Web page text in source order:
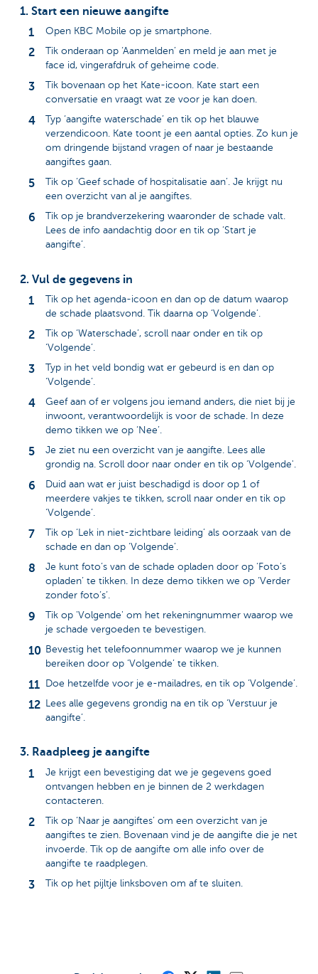
1. Start een nieuwe aangifte
Open KBC Mobile op je smartphone.
Tik onderaan op ‘Aanmelden’ en meld je aan met je
face id, vingerafdruk of geheime code.
Tik bovenaan op het Kate-icoon. Kate start een
conversatie en vraagt wat ze voor je kan doen.
Typ ‘aangifte waterschade’ en tik op het blauwe
verzendicoon. Kate toont je een aantal opties. Zo kun je
om dringende bijstand vragen of naar je bestaande
aangiftes gaan.
Tik op ‘Geef schade of hospitalisatie aan’. Je krijgt nu
een overzicht van al je aangiftes.
Tik op je brandverzekering waaronder de schade valt.
Lees de info aandachtig door en tik op ‘Start je
aangifte’.
2. Vul de gegevens in
Tik op het agenda-icoon en dan op de datum waarop
de schade plaatsvond. Tik daarna op ‘Volgende’.
Tik op ‘Waterschade’, scroll naar onder en tik op
‘Volgende’.
Typ in het veld bondig wat er gebeurd is en dan op
‘Volgende’.
Geef aan of er volgens jou iemand anders, die niet bij je
inwoont, verantwoordelijk is voor de schade. In deze
demo tikken we op ‘Nee’.
Je ziet nu een overzicht van je aangifte. Lees alle
grondig na. Scroll door naar onder en tik op ‘Volgende'.
Duid aan wat er juist beschadigd is door op 1 of
meerdere vakjes te tikken, scroll naar onder en tik op
‘Volgende’.
Tik op ‘Lek in niet-zichtbare leiding’ als oorzaak van de
schade en dan op ‘Volgende’.
Je kunt foto’s van de schade opladen door op ‘Foto’s
opladen’ te tikken. In deze demo tikken we op ‘Verder
zonder foto’s’.
Tik op 'Volgende' om het rekeningnummer waarop we
je schade vergoeden te bevestigen.
Bevestig het telefoonnummer waarop we je kunnen
bereiken door op ‘Volgende’ te tikken.
Doe hetzelfde voor je e-mailadres, en tik op ‘Volgende’.
Lees alle gegevens grondig na en tik op ‘Verstuur je
aangifte’.
3. Raadpleeg je aangifte
Je krijgt een bevestiging dat we je gegevens goed
ontvangen hebben en je binnen de 2 werkdagen
contacteren.
Tik op ‘Naar je aangiftes’ om een overzicht van je
aangiftes te zien. Bovenaan vind je de aangifte die je net
invoerde. Tik op de aangifte om alle info over de
aangifte te raadplegen.
Tik op het pijltje linksboven om af te sluiten.